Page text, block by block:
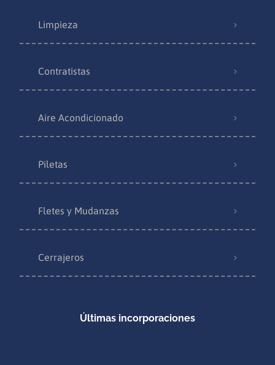
Limpieza
Contratistas
Aire Acondicionado
Piletas
Fletes y Mudanzas
Cerrajeros
Últimas incorporaciones